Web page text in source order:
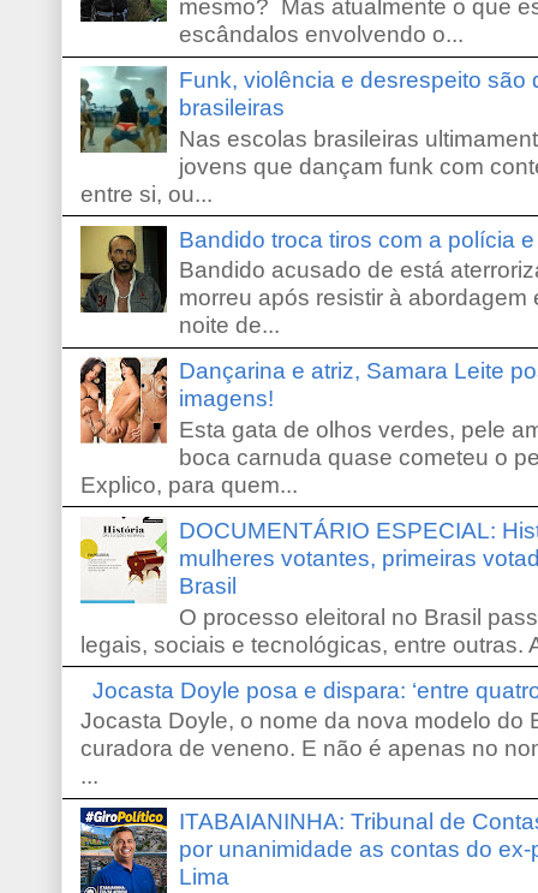
mesmo? Mas atualmente o que
escândalos envolvendo o...
Funk, violência e desrespeito são
brasileiras
Nas escolas brasileiras
jovens que dançam funk com
entre si, ou...
Bandido troca tiros com a polícia
Bandido acusado de está
morreu após resistir à
noite de...
Dançarina e atriz, Samara Leite
imagens!
Esta gata de olhos verdes, pele
boca carnuda quase cometeu o
Explico, para quem...
DOCUMENTÁRIO ESPECIAL:
mulheres votantes, primeiras
Brasil
O processo eleitoral no Brasil
legais, sociais e tecnológicas, entre outras.
Jocasta Doyle posa e dispara: ‘entre
Jocasta Doyle, o nome da nova modelo do
curadora de veneno. E não é apenas no
...
ITABAIANINHA: Tribunal de
por unanimidade as contas do
Lima